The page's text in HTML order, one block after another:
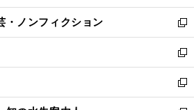
開
く
ウ
で
開
く
ン
ド
ウ
で
開
く
ウ
ィ
ン
ド
ウ
で
開
・ノンフィクション
新
し
い
ウ
ィ
ン
新
し
い
ウ
新
し